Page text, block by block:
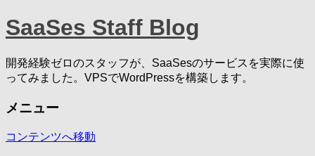
SaaSes Staff Blog
開発経験ゼロのスタッフが、SaaSesのサービスを実際に使
ってみました。VPSでWordPressを構築します。
メニュー
コンテンツへ移動